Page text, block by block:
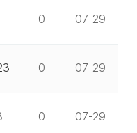
0 07-29
0 07-29
0 07-29